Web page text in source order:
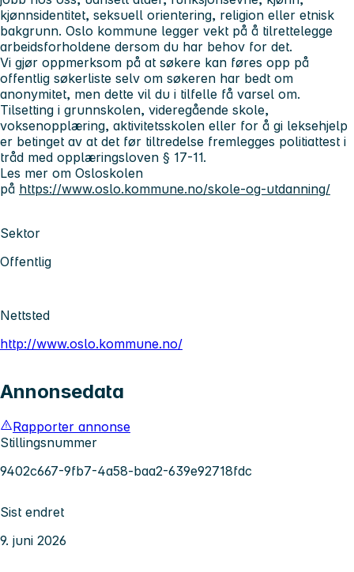
kjønnsidentitet, seksuell orientering, religion eller etnisk
bakgrunn. Oslo kommune legger vekt på å tilrettelegge
arbeidsforholdene dersom du har behov for det.
Vi gjør oppmerksom på at søkere kan føres opp på
offentlig søkerliste selv om søkeren har bedt om
anonymitet, men dette vil du i tilfelle få varsel om.
Tilsetting i grunnskolen, videregående skole,
voksenopplæring, aktivitetsskolen eller for å gi leksehjelp
er betinget av at det før tiltredelse fremlegges politiattest i
tråd med opplæringsloven § 17-11.
Les mer om Osloskolen
på https://www.oslo.kommune.no/skole-og-utdanning/
Sektor
Offentlig
Nettsted
http://www.oslo.kommune.no/
Annonsedata
Rapporter annonse
Stillingsnummer
9402c667-9fb7-4a58-baa2-639e92718fdc
Sist endret
9. juni 2026